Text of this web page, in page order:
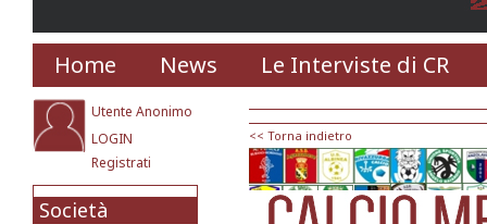
Home News Le Interviste di CR
Utente Anonimo
LOGIN
Registrati
Società
<< Torna indietro